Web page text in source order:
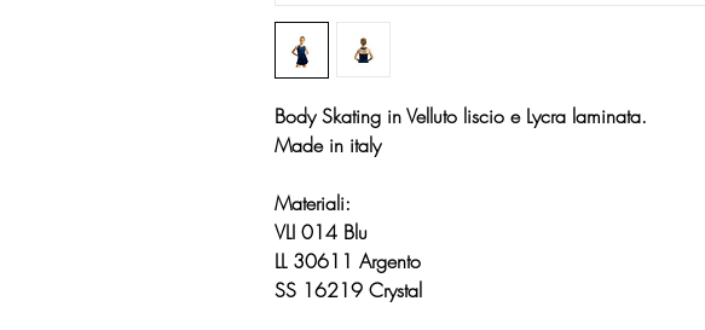
Body Skating in Velluto liscio e Lycra laminata.
Made in italy
Materiali:
VLI 014 Blu
LL 30611 Argento
SS 16219 Crystal